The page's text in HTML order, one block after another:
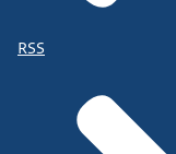
RSS